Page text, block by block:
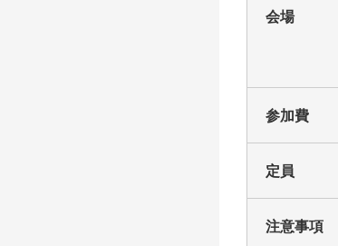
会場
参加費
定員
注意事項